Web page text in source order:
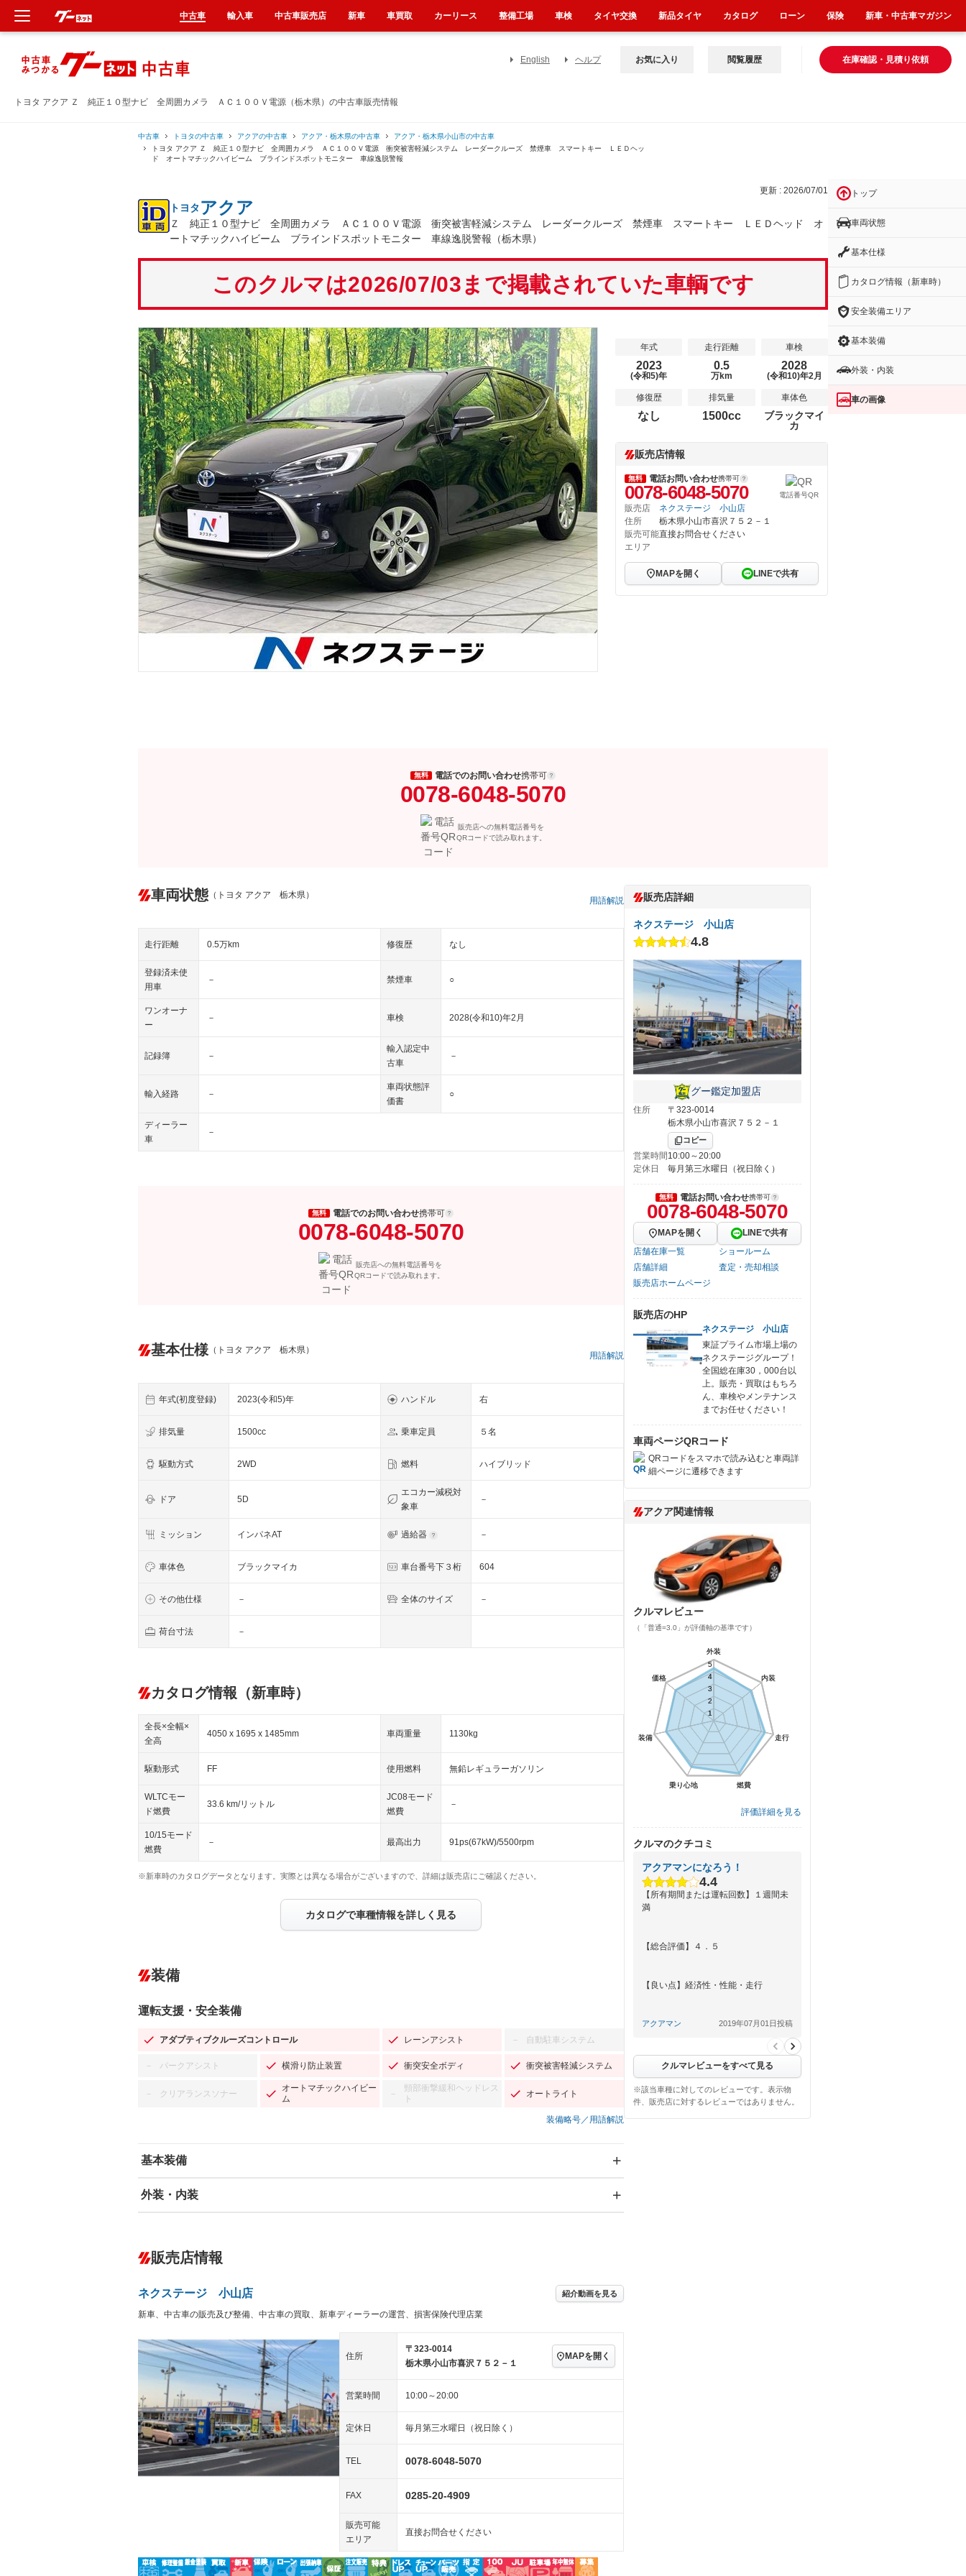
トヨタ アクア Ｚ 純正１０型ナビ 全周囲カメラ ＡＣ１００Ｖ電源（栃木県）の中古車販売情報
English ヘルプ 在庫確認・見積り依頼
お気に入り 閲覧履歴
中古車 トヨタの中古車 アクアの中古車 アクア・栃木県の中古車
アクア・栃木県小山市の中古車
トヨタ アクア Ｚ 純正１０型ナビ 全周囲カメラ ＡＣ１００Ｖ電源 衝突被害軽減システム レーダークルーズ 禁煙車 スマートキー ＬＥＤヘッ
ド オートマチックハイビーム ブラインドスポットモニター 車線逸脱警報
更新 : 2026/07/01
トヨタ アクア
Ｚ 純正１０型ナビ 全周囲カメラ ＡＣ１００Ｖ電源 衝突被害軽減システム レーダークルーズ 禁煙車 スマートキー ＬＥＤヘッド オ
ートマチックハイビーム ブラインドスポットモニター 車線逸脱警報（栃木県）
このクルマは2026/07/03まで掲載されていた車輌です
年式
2023
(令和5)年
走行距離
0.5
万km
車検
2028
(令和10)年2月
修復歴
なし
排気量
1500cc
車体色
ブラックマイ
カ
販売店情報
無料 電話お問い合わせ携帯可
0078-6048-5070 電話番号QR
販売店
ネクステージ 小山店
住所
栃木県小山市喜沢７５２－１
販売可能
エリア
直接お問合せください
MAPを開く LINEで共有
無料 電話でのお問い合わせ携帯可
0078-6048-5070
販売店への無料電話番号を
QRコードで読み取れます。
車両状態 （トヨタ アクア 栃木県）
用語解説
走行距離 0.5万km 修復歴 なし
登録済未使
用車
－ 禁煙車 ○
ワンオーナ
ー
－ 車検 2028(令和10)年2月
記録簿 －
輸入認定中
古車
－
輸入経路 －
車両状態評
価書
○
ディーラー
車
－
無料 電話でのお問い合わせ携帯可
0078-6048-5070
販売店への無料電話番号を
QRコードで読み取れます。
基本仕様 （トヨタ アクア 栃木県）
用語解説
年式(初度登録) 2023(令和5)年 ハンドル 右
排気量 1500cc 乗車定員 ５名
駆動方式 2WD 燃料 ハイブリッド
ドア 5D
エコカー減税対
象車
－
ミッション インパネAT 過給器 －
車体色 ブラックマイカ 車台番号下３桁 604
その他仕様 － 全体のサイズ －
荷台寸法 －
カタログ情報（新車時）
全長×全幅×
全高
4050 x 1695 x 1485mm 車両重量 1130kg
駆動形式 FF 使用燃料 無鉛レギュラーガソリン
WLTCモー
ド燃費
33.6 km/リットル
JC08モード
燃費
－
10/15モード
燃費
－ 最高出力 91ps(67kW)/5500rpm
※新車時のカタログデータとなります。実際とは異なる場合がございますので、詳細は販売店にご確認ください。
カタログで車種情報を詳しく見る
装備
運転支援・安全装備
アダプティブクルーズコントロール レーンアシスト － 自動駐車システム
－ パークアシスト 横滑り防止装置 衝突安全ボディ 衝突被害軽減システム
－ クリアランスソナー
オートマチックハイビー
ム
－
頸部衝撃緩和ヘッドレス
ト
オートライト
装備略号／用語解説
基本装備
エアバッグ：運転席/助手席/サイド
－ ダウンヒルアシストコントロール
Bluetooth接続 センターデフロック
装備略号／用語解説
外装・内装
オーディオ：CDまたはCDチェンジャー／ミュージック
プレイヤー接続可
－
ヘッドライトウォッシャ
ー
キーレス
LEDヘッドランプ － HID(キセノンライト) － ポータブルナビ
ETC － エアロ スマートキー ローダウン
ランフラットタイヤ － 3列シート ベンチシート
－ フルフラットシート － チップアップシート オットマン
－ シートヒーター － ウォークスルー 後席モニター
フロントカメラ － シートエアコン
－ ルーフレール － エアサスペンション
販売店情報
ネクステージ 小山店 紹介動画を見る
新車、中古車の販売及び整備、中古車の買取、新車ディーラーの運営、損害保険代理店業
住所
〒323-0014
栃木県小山市喜沢７５２－１
MAPを開く
営業時間 10:00～20:00
定休日 毎月第三水曜日（祝日除く）
TEL 0078-6048-5070
FAX 0285-20-4909
販売可能
エリア
直接お問合せください
販売店詳細
ネクステージ 小山店
4.8
グー鑑定加盟店
住所
〒323-0014
栃木県小山市喜沢７５２－１
コピー
営業時間10:00～20:00
定休日
毎月第三水曜日（祝日除く）
無料 電話お問い合わせ携帯可
0078-6048-5070
MAPを開く
LINEで共有
店舗在庫一覧
ショールーム
店舗詳細
査定・売却相談
販売店ホームページ
販売店のHP
ネクステージ 小山店
東証プライム市場上場の
ネクステージグループ！
全国総在庫30，000台以
上。販売・買取はもちろ
ん、車検やメンテナンス
までお任せください！
車両ページQRコード
QRコードをスマホで読み込むと車両詳
細ページに遷移できます
アクア関連情報
クルマレビュー
（「普通=3.0」が評価軸の基準です）
外装
内装
走行
燃費
乗り心地
装備
価格
1
2
3
4
5
外装
内装
走行
燃費
乗り心地
装備
価格
1
2
3
4
5
評価詳細を見る
クルマのクチコミ
アクアマンになろう！
4.4
【所有期間または運転回数】１週間未
満
【総合評価】４．５
【良い点】経済性・性能・走行
【悪い点】
アクアマン 2019年07月01日投稿
クルマレビューをすべて見る
※該当車種に対してのレビューです。表示物
件、販売店に対するレビューではありません。
トップ
車両状態
基本仕様
カタログ情報（新車時）
安全装備エリア
基本装備
外装・内装
車の画像
中古車 輸入車 中古車販売店 新車 車買取 カーリース 整備工場 車検 タイヤ交換 新品タイヤ カタログ ローン 保険 新車・中古車マガジン
新車
中古車